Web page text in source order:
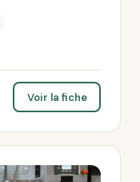
Voir la fiche